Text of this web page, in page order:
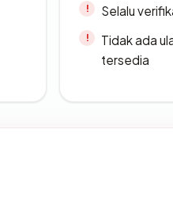
Selalu
Tidak ada
tersedia